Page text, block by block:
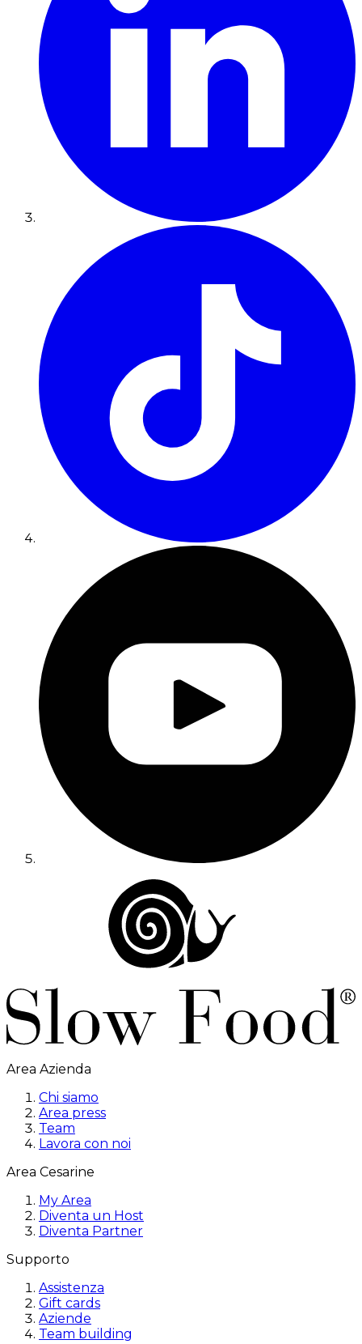
Area Azienda
Chi siamo
Area press
Team
Lavora con noi
Area Cesarine
My Area
Diventa un Host
Diventa Partner
Supporto
Assistenza
Gift cards
Aziende
Team building